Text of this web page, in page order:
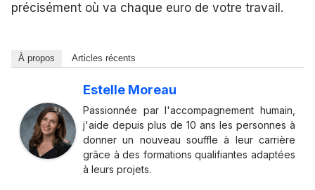
précisément où va chaque euro de votre travail.
À propos Articles récents
Estelle Moreau
Passionnée par l'accompagnement humain,
j'aide depuis plus de 10 ans les personnes à
donner un nouveau souffle à leur carrière
grâce à des formations qualifiantes adaptées
à leurs projets.